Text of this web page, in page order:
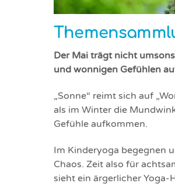
Der Mai trägt nicht
und wonnigen Gefühlen
„Sonne“ reimt sich auf
als im Winter die
Gefühle aufkommen.
Im Kinderyoga begegnen
Chaos. Zeit also für
sieht ein ärgerlicher Yoga-